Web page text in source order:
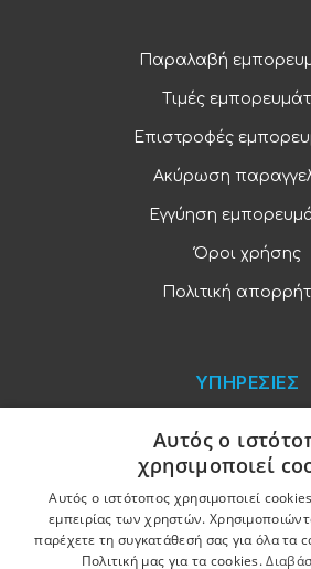
Παραλαβή
Τιμές
Επιστροφές
Ακύρωση
Εγγύηση
Όροι χρήσης
Πολιτική
ΥΠΗΡΕΣΙΕΣ
Παραγγελίες και
Χονδρική
Ξενοδοχειακός
Αυτός ο
χρησιμοποιεί
Αυτός ο ιστότοπος χρησιμοποιεί
εμπειρίας των χρηστών.
παρέχετε τη συγκατάθεσή σας για όλα τα
Πολιτική μας για τα cookies.